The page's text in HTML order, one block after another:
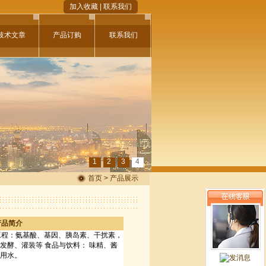
加入收藏 联系我们
术文章 产品订购 联系我们
1 2 3
4
首页 > 产品展示
简介